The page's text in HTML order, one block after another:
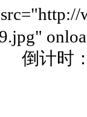
计时：